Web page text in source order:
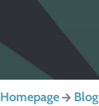
Homepage Blog